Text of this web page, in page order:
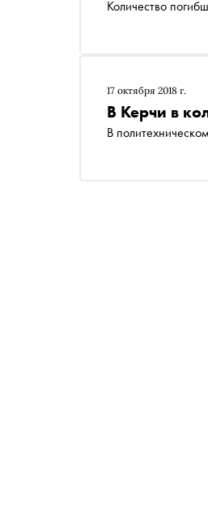
Количество
17 октября 2018 г.
В Керчи в
В